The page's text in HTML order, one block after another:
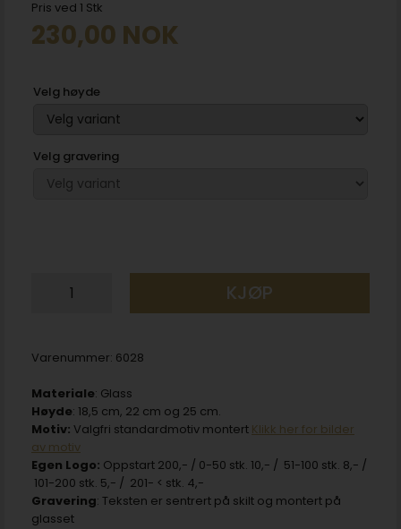
Pris ved 1 Stk
230,00 NOK
Velg høyde
Velg gravering
KJØP
Varenummer: 6028
Materiale: Glass
Høyde: 18,5 cm, 22 cm og 25 cm.
Motiv: Valgfri standardmotiv montert Klikk her for bilder
av motiv
Egen Logo: Oppstart 200,- / 0-50 stk. 10,- / 51-100 stk. 8,- /
101-200 stk. 5,- / 201- < stk. 4,-
Gravering: Teksten er sentrert på skilt og montert på
glasset